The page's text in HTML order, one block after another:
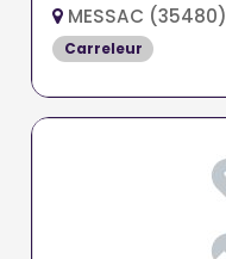
MESSAC (35480)
Carreleur